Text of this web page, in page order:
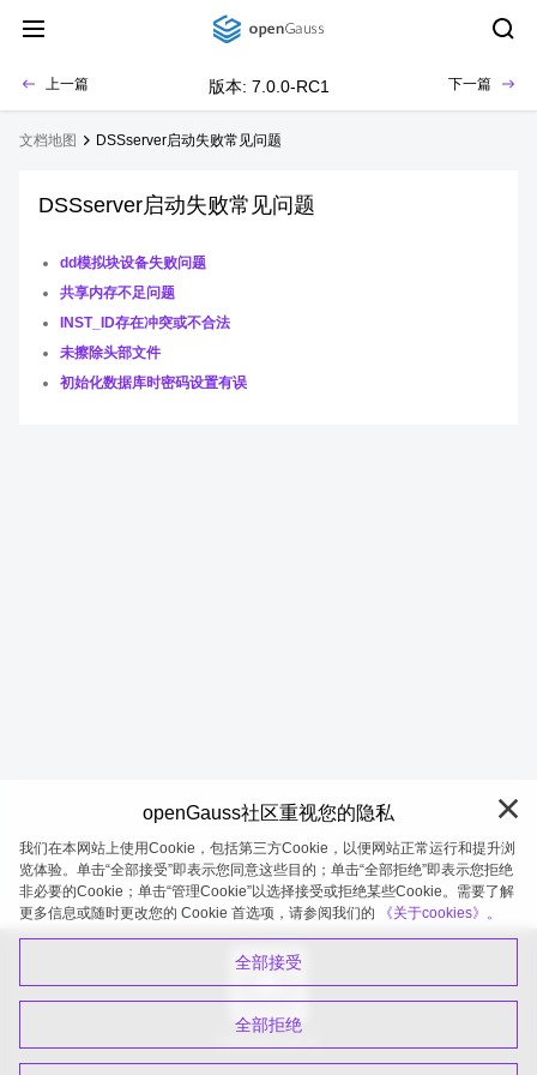
上一篇 版本: 7.0.0-RC1 下一篇
文档地图 DSSserver启动失败常见问题
DSSserver启动失败常见问题
dd模拟块设备失败问题
共享内存不足问题
INST_ID存在冲突或不合法
未擦除头部文件
初始化数据库时密码设置有误
openGauss 2026-08-06 20:05:29
openGauss社区重视您的隐私
我们在本网站上使用Cookie，包括第三方Cookie，以便网站正常运行和提升浏
览体验。单击“全部接受”即表示您同意这些目的；单击“全部拒绝”即表示您拒绝
非必要的Cookie；单击“管理Cookie”以选择接受或拒绝某些Cookie。需要了解
更多信息或随时更改您的 Cookie 首选项，请参阅我们的
《关于cookies》。
全部接受
全部拒绝